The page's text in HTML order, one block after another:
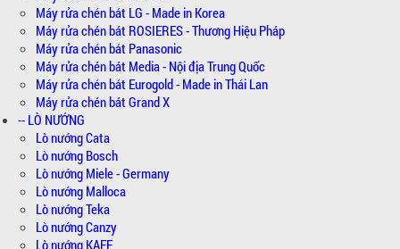
Máy rửa chén bát LG - Made in Korea
Máy rửa chén bát ROSIERES - Thương Hiệu Pháp
Máy rửa chén bát Panasonic
Máy rửa chén bát Media - Nội địa Trung Quốc
Máy rửa chén bát Eurogold - Made in Thái Lan
Máy rửa chén bát Grand X
-- LÒ NƯỚNG
Lò nướng Cata
Lò nướng Bosch
Lò nướng Miele - Germany
Lò nướng Malloca
Lò nướng Teka
Lò nướng Canzy
Lò nướng KAFF